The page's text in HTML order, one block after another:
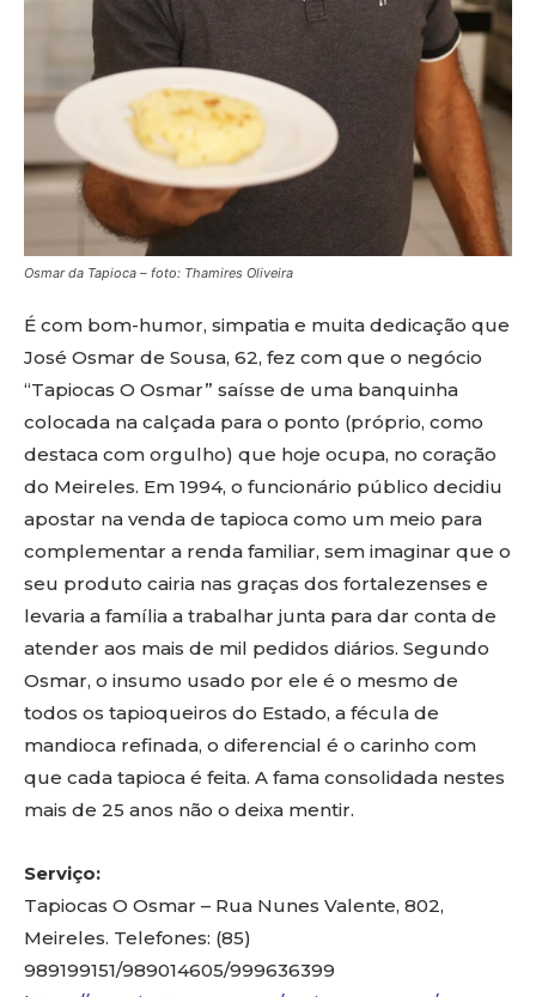
Osmar da Tapioca – foto: Thamires Oliveira
É com bom-humor, simpatia e muita dedicação que
José Osmar de Sousa, 62, fez com que o negócio
“Tapiocas O Osmar” saísse de uma banquinha
colocada na calçada para o ponto (próprio, como
destaca com orgulho) que hoje ocupa, no coração
do Meireles. Em 1994, o funcionário público decidiu
apostar na venda de tapioca como um meio para
complementar a renda familiar, sem imaginar que o
seu produto cairia nas graças dos fortalezenses e
levaria a família a trabalhar junta para dar conta de
atender aos mais de mil pedidos diários. Segundo
Osmar, o insumo usado por ele é o mesmo de
todos os tapioqueiros do Estado, a fécula de
mandioca refinada, o diferencial é o carinho com
que cada tapioca é feita. A fama consolidada nestes
mais de 25 anos não o deixa mentir.
Serviço:
Tapiocas O Osmar – Rua Nunes Valente, 802,
Meireles. Telefones: (85)
989199151/989014605/999636399